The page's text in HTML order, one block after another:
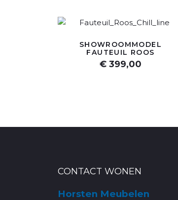
SHOWROOMMODEL
FAUTEUIL ROOS
€ 399,00
CONTACT WONEN
Horsten Meubelen